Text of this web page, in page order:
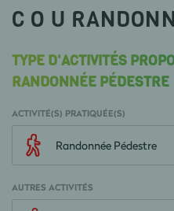
C O U
TYPE D'ACTIVITÉS
RANDONNÉE PÉDESTRE
ACTIVITÉ(S) PRATIQUÉE(S)
Randonnée Pédestre
AUTRES ACTIVITÉS